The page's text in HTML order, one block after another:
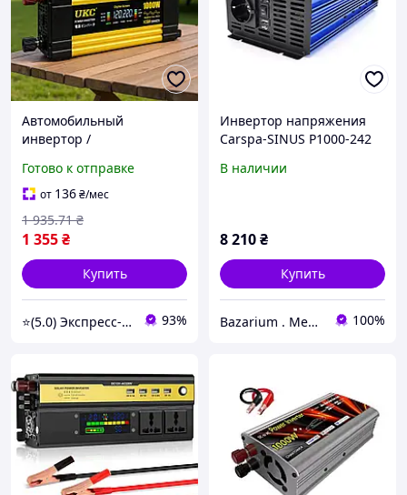
Автомобильный
инвертор /
2хUSB, LCD, Желтый /
Преобразователь
напряжения с 12-220V
Готово к отправке
от 136₴/мес
1 355₴
1 935.71 ₴
Купить
⭐(5.0) Экспресс-опт 93%
Инвертор напряжения
Carspa-SINUS P1000-242
1USB клеммы Box Q4
В наличии
8 210₴
Купить
Bazarium . Место, где есть все 100%